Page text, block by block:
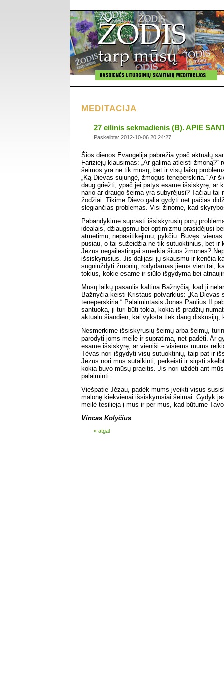
MEDITACIJA
27 eilinis sekmadienis (B). APIE
Paskelbta: 2012-10-06 20:24:27
Šios dienos Evangelija pabrėžia ypač aktualų
Fariziejų klausimas: „Ar galima atleisti žmoną?“
šeimos yra ne tik mūsų, bet ir visų laikų
„Ką Dievas sujungė, žmogus teneperskiria.“ Ar
daug griežti, ypač jei patys esame išsiskyrę, ar
nario ar draugo šeima yra subyrėjusi? Tačiau
žodžiai. Tikime Dievo galia gydyti net pačias
slegiančias problemas. Visi žinome, kad
Pabandykime suprasti išsiskyrusių porų
idealais, džiaugsmu bei optimizmu prasidėjusi
atmetimu, nepasitikėjimu, pykčiu. Buvęs „vienas
pusiau, o tai sužeidžia ne tik sutuoktinius, bet ir
Jėzus negailestingai smerkia šiuos žmones?
išsiskyrusius. Jis dalijasi jų skausmu ir kenčia
sugniuždyti žmonių, rodydamas jiems vien tai,
tokius, kokie esame ir siūlo išgydymą bei
Mūsų laikų pasaulis kaltina Bažnyčią, kad ji
Bažnyčia keisti Kristaus potvarkius: „Ką Dievas
teneperskiria.“ Palaimintasis Jonas Paulius II
santuoka, ji turi būti tokia, kokią iš pradžių
aktualu šiandien, kai vyksta tiek daug diskusijų,
Nesmerkime išsiskyrusių šeimų arba šeimų,
parodyti joms meilę ir supratimą, net padėti. Ar
esame išsiskyrę, ar vieniši – visiems mums
Tėvas nori išgydyti visų sutuoktinių, taip pat ir
Jėzus nori mus sutaikinti, perkeisti ir siųsti
kokia buvo mūsų praeitis. Jis nori uždėti ant
palaiminti.
Viešpatie Jėzau, padėk mums įveikti visus
malonę kiekvienai išsiskyrusiai šeimai. Gydyk
meilė tesilieja į mus ir per mus, kad būtume
Vincas Kolyčius
« atgal